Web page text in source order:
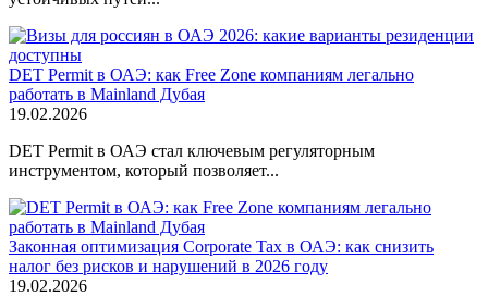
DET Permit в ОАЭ: как Free Zone компаниям легально
работать в Mainland Дубая
19.02.2026
DET Permit в ОАЭ стал ключевым регуляторным
инструментом, который позволяет...
Законная оптимизация Corporate Tax в ОАЭ: как снизить
налог без рисков и нарушений в 2026 году
19.02.2026